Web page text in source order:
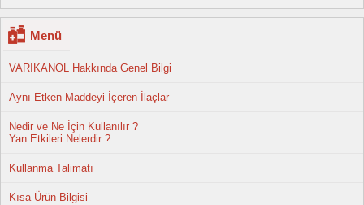
Menü
VARIKANOL Hakkında Genel Bilgi
Aynı Etken Maddeyi İçeren İlaçlar
Nedir ve Ne İçin Kullanılır ?
Yan Etkileri Nelerdir ?
Kullanma Talimatı
Kısa Ürün Bilgisi